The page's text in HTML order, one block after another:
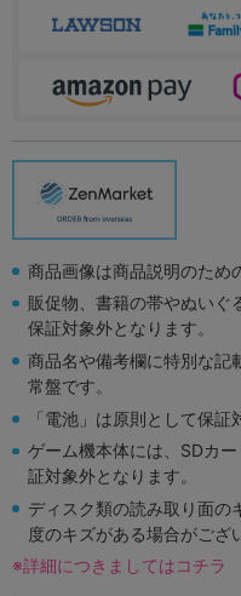
商品画像は商品説明のため
販促物、書籍の帯やぬいぐ
保証対象外となります。
商品名や備考欄に特別な記
常盤です。
「電池」は原則として保証
ゲーム機本体には、SDカ
証対象外となります。
ディスク類の読み取り面の
度のキズがある場合がござ
※詳細につきましてはコチラ